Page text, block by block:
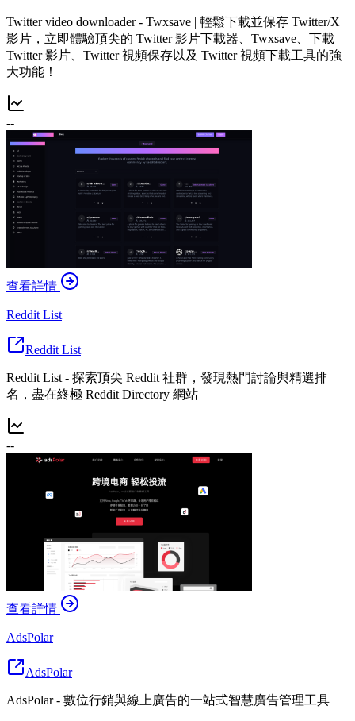
Twitter video downloader - Twxsave | 輕鬆下載並保存 Twitter/X
影片，立即體驗頂尖的 Twitter 影片下載器、Twxsave、下載
Twitter 影片、Twitter 視頻保存以及 Twitter 視頻下載工具的強
大功能！
--
查看詳情
Reddit List
Reddit List
Reddit List - 探索頂尖 Reddit 社群，發現熱門討論與精選排
名，盡在終極 Reddit Directory 網站
--
查看詳情
AdsPolar
AdsPolar
AdsPolar - 數位行銷與線上廣告的一站式智慧廣告管理工具